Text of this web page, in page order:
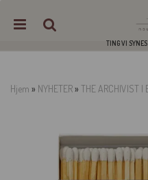
TING VI
Hjem » NYHETER» THE ARCHIVIST |